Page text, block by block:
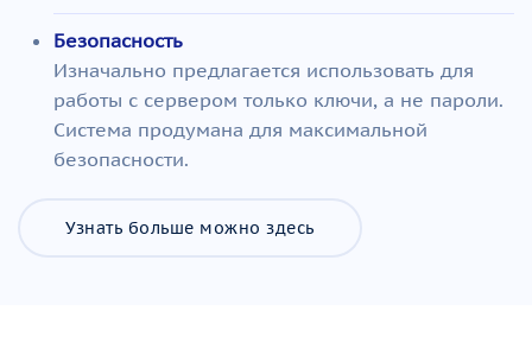
Безопасность
Изначально предлагается использовать для
работы с сервером только ключи, а не пароли.
Система продумана для максимальной
безопасности.
Узнать больше можно здесь